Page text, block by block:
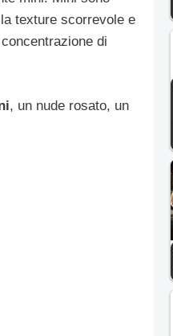
texture scorrevole e
di
, un nude rosato, un